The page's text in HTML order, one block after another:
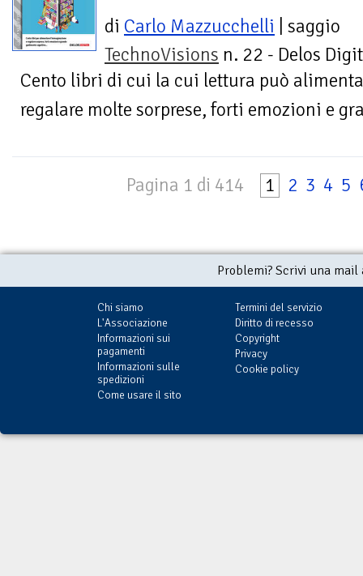
di Carlo Mazzucchelli | saggio
TechnoVisions n. 22 - Delos
Cento libri di cui la cui lettura può
regalare molte sorprese, forti emozioni e
Pagina 1 di 414 1 2 3 4 5
Problemi? Scrivi una
Chi siamo
L'Associazione
Informazioni sui
pagamenti
Informazioni sulle
spedizioni
Come usare il sito
Termini del servizio
Diritto di recesso
Copyright
Privacy
Cookie policy